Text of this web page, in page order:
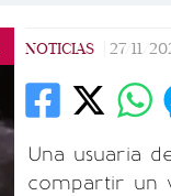
NOTICIAS 27/11/
Una usuaria
compartir un